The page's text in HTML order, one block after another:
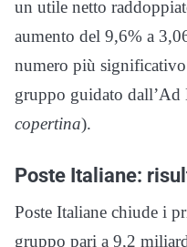
un utile netto
aumento del 9,6% a
numero più
gruppo guidato dall’Ad
copertina).
Poste Italiane:
Poste Italiane chiude i
gruppo pari a 9,2